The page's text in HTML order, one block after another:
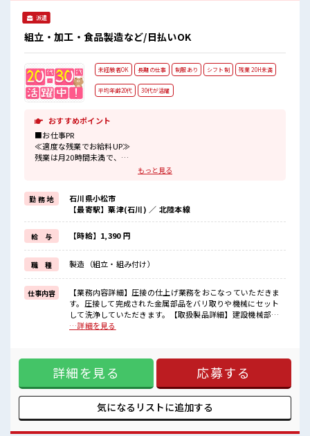
派遣
組立・加工・食品製造など/日払いOK
未経験者OK 長期の仕事 制服あり シフト制 残業 20H未満
平均年齢20代 30代が活躍
おすすめポイント
■お仕事PR
≪適度な残業でお給料UP≫
残業は月20時間未満で、
制服があるので、
毎日の服装の悩み解消♪
≪未経験でも活躍できる≫
新しいことにチャレンジするのは不安だけど、
しっかり働く環境が整っています！
イチからスキルUP・ステップUP目指していきましょう！
≪収入アップを目指せる≫
高時給だらけの派遣のお仕事です！
■職場の雰囲気
20代活躍中のフレッシュな職場です☆
残業も1日1H程度あるので給料の上乗せも期待できそう！
もっと見る
勤 務 地
石川県小松市
【最寄駅】粟津(石川) ／ 北陸本線
給 与 【時給】1,390 円
職 種 製造（組立・組み付け）
仕事内容
【業務内容詳細】圧接の仕上げ業務をおこなっていただきま
す。圧接して完成された金属部品をバリ取りや機械にセット
して洗浄していただきます。【取扱製品詳細】建設機械部品
■お仕事PR ≪適度な残業でお給料UP≫ 残業は月20時間未満
しいことにチャレンジするのは不安だけど、 しっかり働く環
境が整っています！ イチからスキルUP・ステップUP目指し
ていきましょう！ ≪収入アップを目指せる≫ 高時給だらけの
派遣のお仕事です！ ■職場の雰囲気 20代活躍中のフレッシュ
な職場です☆ 残業も1日1H程度あるので給料の上乗せも期待
できそう！
…詳細を見る
詳細を見る 応募する
気になるリストに追加する